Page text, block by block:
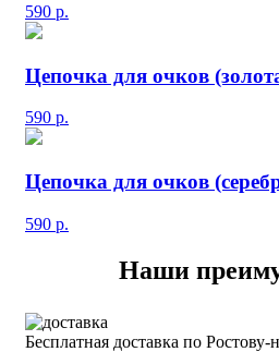
590 р.
Цепочка для очков
590 р.
Цепочка для очков
590 р.
Наши
Бесплатная доставка по